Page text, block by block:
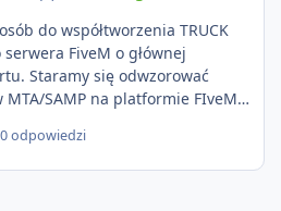
FiveM o głównej
Staramy się odwzorować
SAMP na platformie FIveM.
innego niż jeździć ciężarówką.
od podstaw z naciskiem na
0 odpowiedzi